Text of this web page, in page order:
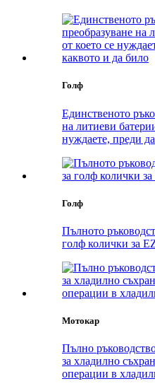
Голф
Единственото
на литиеви
нуждаете, преди
Голф
Пълното
голф колички за
Мотокар
Пълно
за хладилно
операции в